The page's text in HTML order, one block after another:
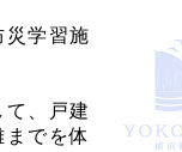
学習施
、戸建
でを体